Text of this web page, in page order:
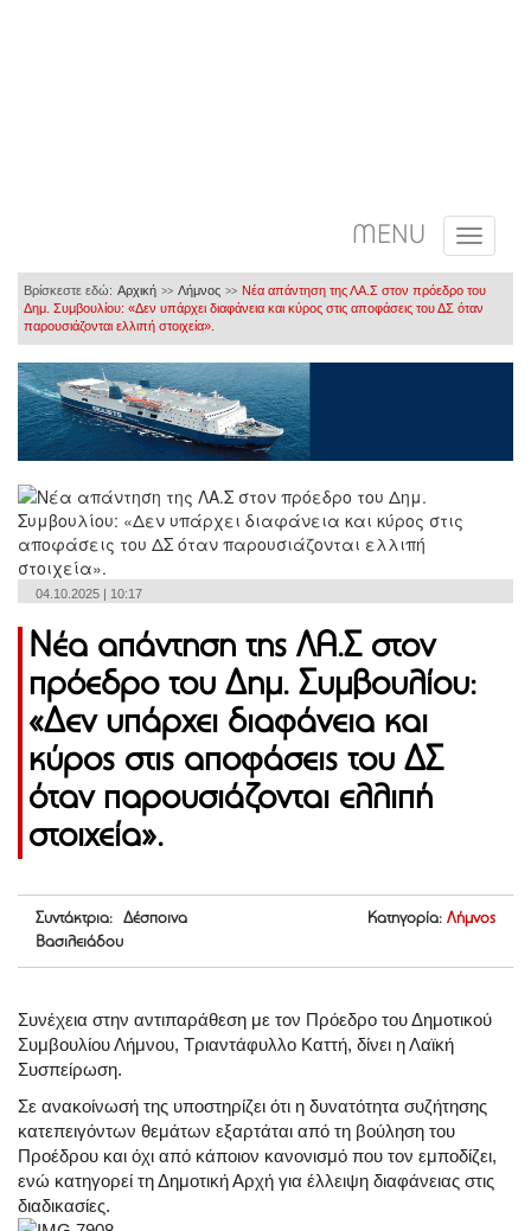
MENU
Βρίσκεστε εδώ: Αρχική >> Λήμνος >> Νέα απάντηση της ΛΑ.Σ στον πρόεδρο του
Δημ. Συμβουλίου: «Δεν υπάρχει διαφάνεια και κύρος στις αποφάσεις του ΔΣ όταν
παρουσιάζονται ελλιπή στοιχεία».
04.10.2025 | 10:17
Νέα απάντηση της ΛΑ.Σ στον
πρόεδρο του Δημ. Συμβουλίου:
«Δεν υπάρχει διαφάνεια και
κύρος στις αποφάσεις του ΔΣ
όταν παρουσιάζονται ελλιπή
στοιχεία».
Συντάκτρια: Δέσποινα
Βασιλειάδου
Κατηγορία: Λήμνος
Συνέχεια στην αντιπαράθεση με τον Πρόεδρο του Δημοτικού
Συμβουλίου Λήμνου, Τριαντάφυλλο Καττή, δίνει η Λαϊκή
Συσπείρωση.
Σε ανακοίνωσή της υποστηρίζει ότι η δυνατότητα συζήτησης
κατεπειγόντων θεμάτων εξαρτάται από τη βούληση του
Προέδρου και όχι από κάποιον κανονισμό που τον εμποδίζει,
ενώ κατηγορεί τη Δημοτική Αρχή για έλλειψη διαφάνειας στις
διαδικασίες.